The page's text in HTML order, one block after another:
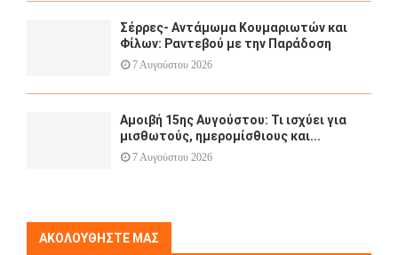
Σέρρες- Αντάμωμα Κουμαριωτών και
Φίλων: Ραντεβού με την Παράδοση
7 Αυγούστου 2026
Αμοιβή 15ης Αυγούστου: Τι ισχύει για
μισθωτούς, ημερομίσθιους και...
7 Αυγούστου 2026
ΑΚΟΛΟΥΘΉΣΤΕ ΜΑΣ